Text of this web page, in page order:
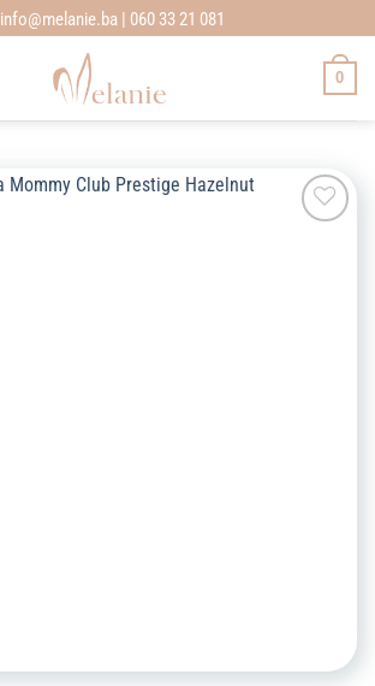
info@melanie.ba | 060 33 21 081
0